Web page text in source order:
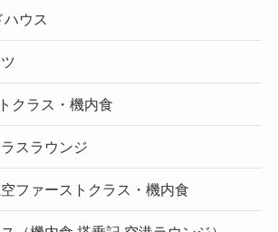
ハウス
クラス・機内食
スラウンジ
ファーストクラス・機内食